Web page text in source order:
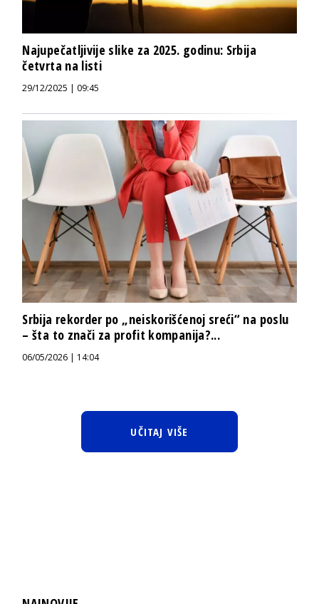
Najupečatljivije slike za 2025. godinu: Srbija
četvrta na listi
29/12/2025 | 09:45
Srbija rekorder po „neiskorišćenoj sreći“ na poslu
– šta to znači za profit kompanija?...
06/05/2026 | 14:04
UČITAJ VIŠE